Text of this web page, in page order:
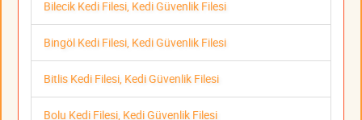
Bilecik Kedi Filesi, Kedi Güvenlik Filesi
Bingöl Kedi Filesi, Kedi Güvenlik Filesi
Bitlis Kedi Filesi, Kedi Güvenlik Filesi
Bolu Kedi Filesi, Kedi Güvenlik Filesi